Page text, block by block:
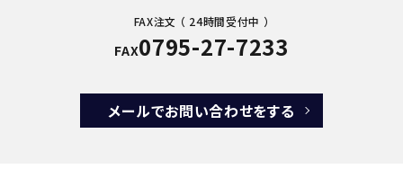
FAX注文 （ 24時間受付中 ）
FAX0795-27-7233
メールでお問い合わせをする